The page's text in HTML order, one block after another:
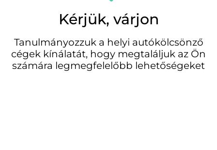
Kérjük, várjon
Tanulmányozzuk a helyi autókölcsönző
cégek kínálatát, hogy megtaláljuk az Ön
számára legmegfelelőbb lehetőségeket